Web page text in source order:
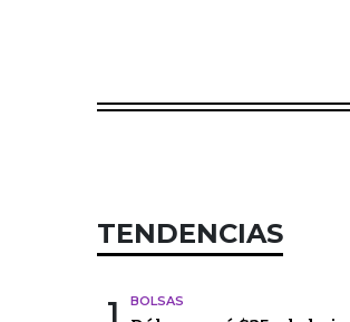
TENDENCIAS
1 BOLSAS